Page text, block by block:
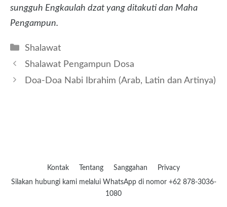
sungguh Engkaulah dzat yang ditakuti dan Maha
Pengampun.
Kategori
Shalawat
Shalawat Pengampun Dosa
Doa-Doa Nabi Ibrahim (Arab, Latin dan Artinya)
Kontak Tentang Sanggahan
Privacy
Silakan hubungi kami melalui WhatsApp di nomor +62 878-3036-
1080